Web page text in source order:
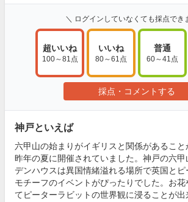
＼ ログインしていなくても採点でき
超いいね
100～81点
いいね
80～61点
普通
60～41点
採点・コメントする
神戸といえば
六甲山の始まりがイギリスと関係があるこ
昨年の夏に開催されていました。神戸の六
デンハウスは異国情緒溢れる場所で英国と
モチーフのイベントがぴったりでした。お
てピーターラビットの世界観に浸ることが